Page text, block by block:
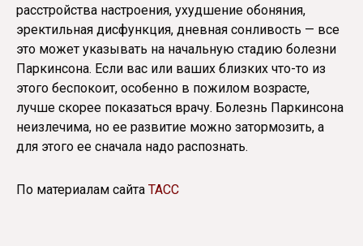
расстройства настроения, ухудшение обоняния,
эректильная дисфункция, дневная сонливость — все
это может указывать на начальную стадию болезни
Паркинсона. Если вас или ваших близких что-то из
этого беспокоит, особенно в пожилом возрасте,
лучше скорее показаться врачу. Болезнь Паркинсона
неизлечима, но ее развитие можно затормозить, а
для этого ее сначала надо распознать.
По материалам сайта ТАСС